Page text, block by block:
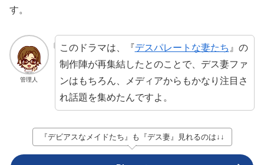
す。
管理人
このドラマは、『 デスパレートな妻たち 』の
制作陣が再集結したとのことで、デス妻ファ
ンはもちろん、メディアからもかなり注目さ
れ話題を集めたんですよ。
『デビアスなメイドたち』も『デス妻』見れるのは↓↓